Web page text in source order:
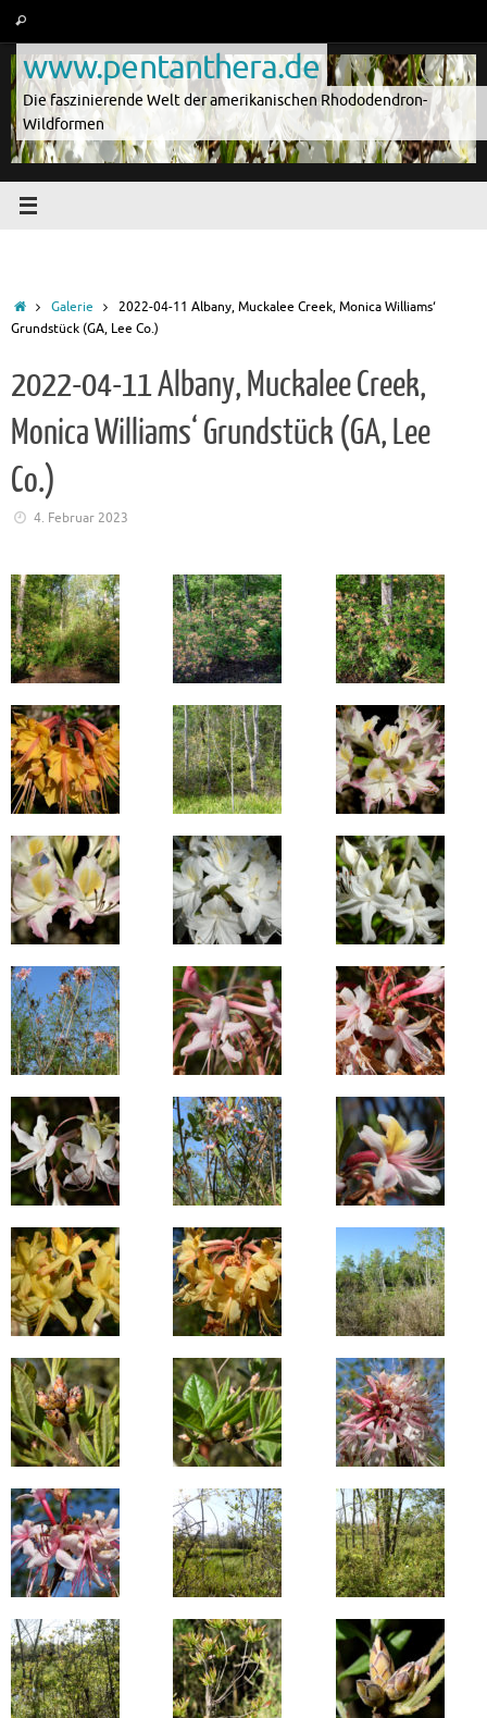
springen
Suchen
www.pentanthera.de
Die faszinierende Welt der amerikanischen Rhododendron-
Wildformen
StartGalerie
2022-04-11 Albany, Muckalee Creek, Monica Williams‘
Grundstück (GA, Lee Co.)
2022-04-11 Albany, Muckalee Creek,
Monica Williams‘ Grundstück (GA, Lee
Co.)
4. Februar 2023